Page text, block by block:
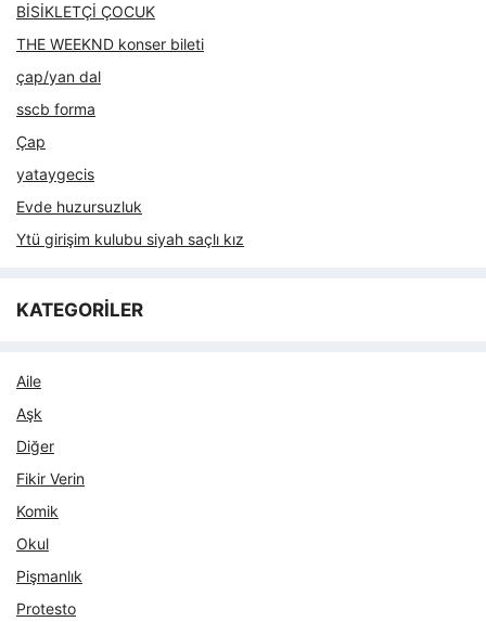
BİSİKLETÇİ ÇOCUK
THE WEEKND konser bileti
çap/yan dal
sscb forma
Çap
yataygecis
Evde huzursuzluk
Ytü girişim kulubu siyah saçlı kız
KATEGORİLER
Aile
Aşk
Diğer
Fikir Verin
Komik
Okul
Pişmanlık
Protesto